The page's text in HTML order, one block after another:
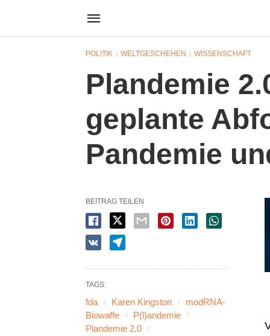
POLITIK WELTGESCHEHEN WISSENSCHAFT
Plandemie
geplante
Pandemie
BEITRAG TEILEN
TAGS:
fda Karen Kingston
modRNA-
Biowaffe
P(l)andemie
Plandemie 2.0